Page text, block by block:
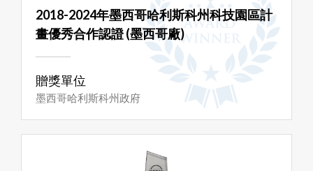
2018-2024年墨西哥哈利斯科州科技園區計
畫優秀合作認證 (墨西哥廠)
贈獎單位
墨西哥哈利斯科州政府